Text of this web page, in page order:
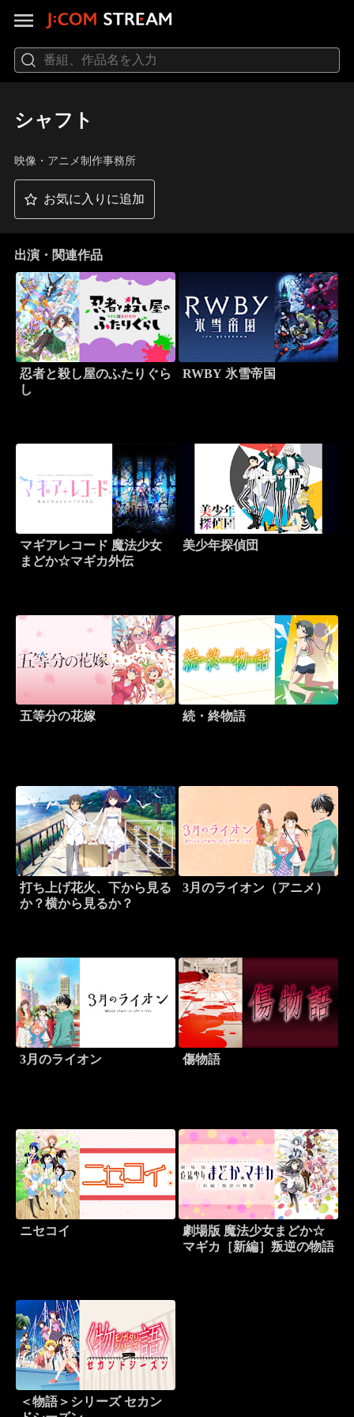
シャフト
映像・アニメ制作事務所
お気に入りに追加
出演・関連作品
忍者と殺し屋のふたりぐら
し
RWBY 氷雪帝国
マギアレコード 魔法少女
まどか☆マギカ外伝
美少年探偵団
五等分の花嫁 続・終物語
打ち上げ花火、下から見る
か？横から見るか？
3月のライオン（アニメ）
3月のライオン 傷物語
ニセコイ
劇場版 魔法少女まどか☆
マギカ［新編］叛逆の物語
＜物語＞シリーズ セカン